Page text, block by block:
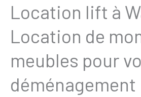
Location lift à
Location de
meubles pour
déménagement